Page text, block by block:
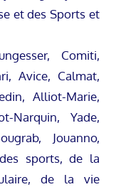
et des Sports et
Comiti,
Avice, Calmat,
Alliot-Marie,
Narquin, Yade,
Jouanno,
sports, de la
de la vie